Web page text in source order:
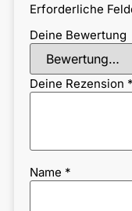
Erforderliche
Deine Bewertung
Deine Rezension *
Name *